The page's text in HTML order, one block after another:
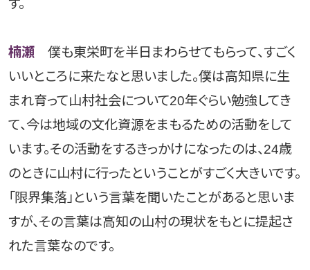
す。
楠瀬僕も東栄町を半日まわらせてもらって、すごく
いいところに来たなと思いました。僕は高知県に生
まれ育って山村社会について20年ぐらい勉強してき
て、今は地域の文化資源をまもるための活動をして
います。その活動をするきっかけになったのは、24歳
のときに山村に行ったということがすごく大きいです。
「限界集落」という言葉を聞いたことがあると思いま
すが、その言葉は高知の山村の現状をもとに提起さ
れた言葉なのです。